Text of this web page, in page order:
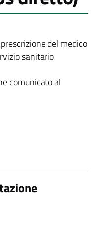
del medico
sanitario
comunicato al